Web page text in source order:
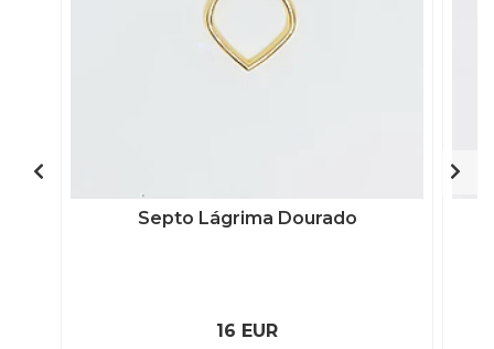
Septo Lágrima Dourado
16 EUR